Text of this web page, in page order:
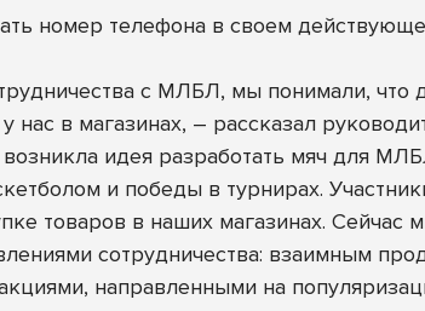
номер телефона в своем
с МЛБЛ, мы понимали, что
нас в магазинах, – рассказал
возникла идея разработать мяч для
и победы в турнирах.
товаров в наших магазинах. Сейчас
сотрудничества: взаимным
направленными на